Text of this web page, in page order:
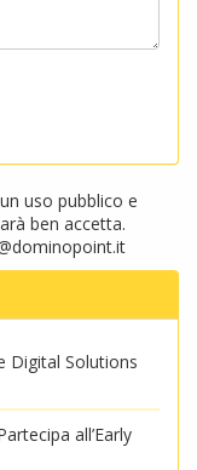
uso pubblico e
ben accetta.
Digital Solutions
all’Early